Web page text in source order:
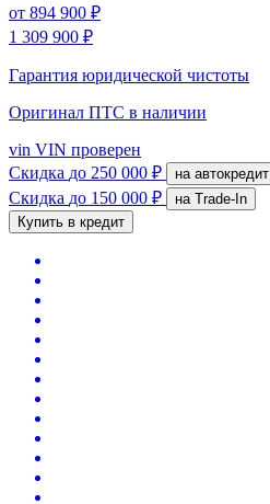
от 894 900 ₽
1 309 900 ₽
Гарантия юридической чистоты
Оригинал ПТС в наличии
vin VIN проверен
Скидка до 250 000 ₽ на автокредит
Скидка до 150 000 ₽
на Trade-In
Купить в кредит